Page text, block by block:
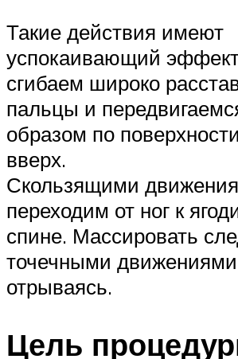
Такие действия имеют
успокаивающий
сгибаем широко
пальцы и
образом по
вверх.
Скользящими
переходим от ног к
спине. Массировать
точечными
отрываясь.
Цель